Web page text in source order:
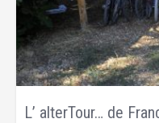
L’ alterTour… de